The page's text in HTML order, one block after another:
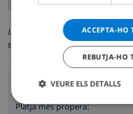
Llegeix més:
Espanya > Costa Blanca >Calpe>
Voltants
Platja més propera:
ACCEPTA-HO
REBUTJA-HO
VEURE ELS DETALLS